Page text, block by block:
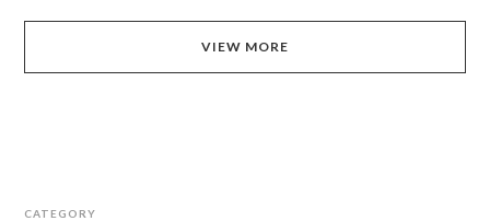
VIEW MORE
CATEGORY